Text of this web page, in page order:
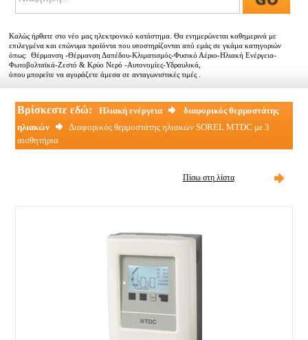
Αντιπροσωπείες
Εμπορικοί συνεργάτες
Τα νέα μας
Επικοινωνία
Καλώς ήρθατε στο νέο μας ηλεκτρονικό κατάστημα. Θα ενημερώνεται καθημερινά με
επιλεγμένα και επώνυμα προϊόντα που υποστηρίζονται από εμάς σε γκάμα κατηγοριών
όπως: Θέρμανση -Θέρμανση Δαπέδου-Κλιματισμός-Φυσικό Αέριο-Ηλιακή Ενέργεια-
Φωτοβολταϊκά-Ζεστό & Κρύο Νερό -Αυτονομίες-Υδραυλικά,
όπου μπορείτε να αγοράζετε άμεσα σε ανταγωνιστικές τιμές .
Βρίσκεστε εδώ: Ηλιακή ενέργεια
διαφορικός θερμοστάτης
ηλιακών
Διαφορικός θερμοστάτης ηλιακών SOREL MTDC με 3
αισθητήρια
Πίσω στη λίστα